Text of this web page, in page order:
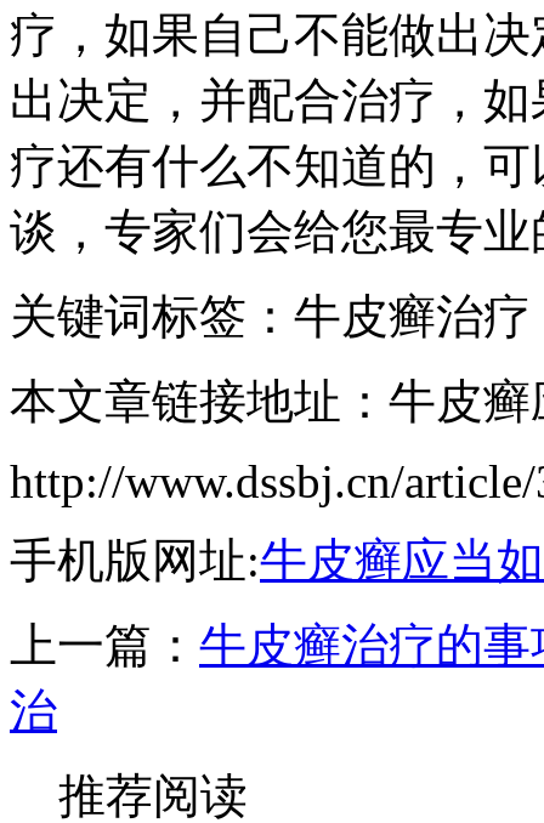
疗，如果自己不能做出
出决定，并配合治疗，
疗还有什么不知道的，
谈，专家们会给您最专
关键词标签：牛皮癣治疗
本文章链接地址：牛皮
http://www.dssbj.cn/
手机版网址:牛皮癣应当
上一篇： 牛皮癣治疗的事
治
推荐阅读